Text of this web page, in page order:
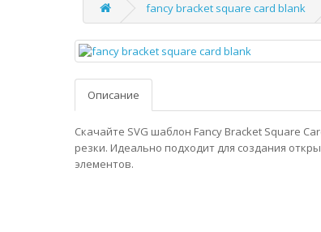
fancy bracket square card blank
Описание
Скачайте SVG шаблон Fancy Bracket Square
резки. Идеально подходит для создания
элементов.